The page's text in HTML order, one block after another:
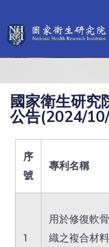
國家衛生研究
公告(2024/
序
號
專利名稱
1
用於修復軟
織之複合材